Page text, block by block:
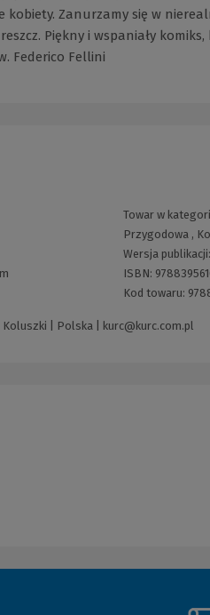
Zanurzamy się w
Piękny i wspaniały
Federico Fellini
Towar w
Przygodowa,
Wersja publikacji:
ISBN:
Kod towaru:
| Polska | kurc@kurc.com.pl